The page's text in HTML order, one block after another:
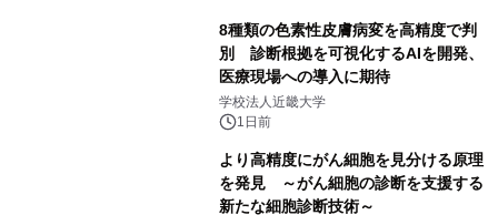
8種類の色素性皮膚病変を高精度で判
別 診断根拠を可視化するAIを開発、
医療現場への導入に期待
学校法人近畿大学
1日前
より高精度にがん細胞を見分ける原理
を発見 ～がん細胞の診断を支援する
新たな細胞診断技術～